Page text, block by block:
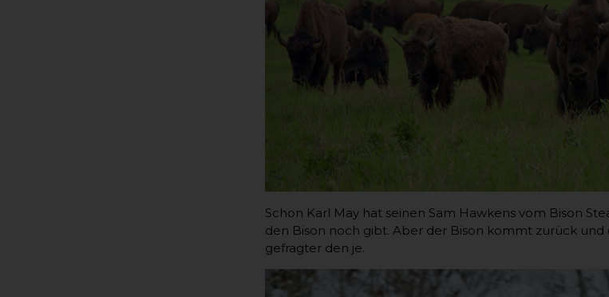
Schon Karl May hat seinen Sam Hawkens vom Bison
den Bison noch gibt. Aber der Bison kommt zurück und
gefragter den je.